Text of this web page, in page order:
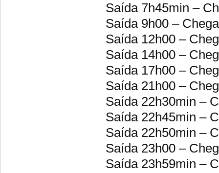
Saída 7h45min –
Saída 9h00 –
Saída 12h00 –
Saída 14h00 –
Saída 17h00 –
Saída 21h00 –
Saída 22h30min –
Saída 22h45min –
Saída 22h50min –
Saída 23h00 –
Saída 23h59min –